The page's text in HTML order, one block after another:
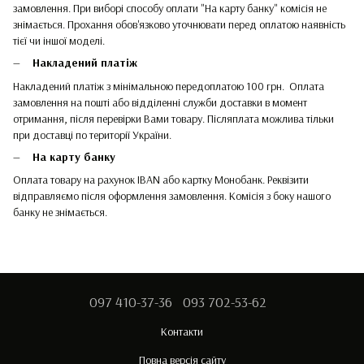
замовлення. При виборі способу оплати "На карту банку" комісія не
знімається. Прохання обов'язково уточнювати перед оплатою наявність
тієї чи іншої моделі.
Накладений платіж
Накладений платіж з мінімальною передоплатою 100 грн. Оплата
замовлення на пошті або відділенні служби доставки в момент
отримання, після перевірки Вами товару. Післяплата можлива тільки
при доставці по території України.
На карту банку
Оплата товару на рахунок IBAN або картку Монобанк. Реквізити
відправляємо після оформлення замовлення. Комісія з боку нашого
банку не знімається.
097 410-37-36 093 702-53-62
Контакти
Повна версія сайту